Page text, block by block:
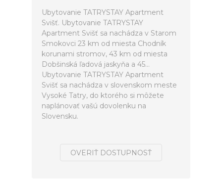
Ubytovanie TATRYSTAY Apartment
Svišť. Ubytovanie TATRYSTAY
Apartment Svišť sa nachádza v Starom
Smokovci 23 km od miesta Chodník
korunami stromov, 43 km od miesta
Dobšinská ľadová jaskyňa a 45...
Ubytovanie TATRYSTAY Apartment
Svišť sa nachádza v slovenskom meste
Vysoké Tatry, do ktorého si môžete
naplánovať vašú dovolenku na
Slovensku.
OVERIŤ DOSTUPNOSŤ